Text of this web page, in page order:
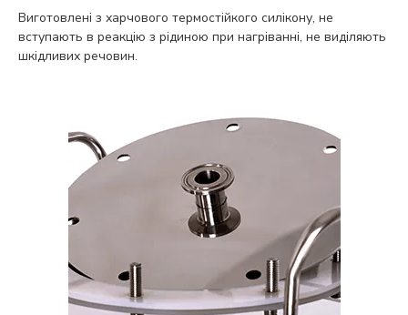
Виготовлені з харчового термостійкого силікону, не
вступають в реакцію з рідиною при нагріванні, не виділяють
шкідливих речовин.